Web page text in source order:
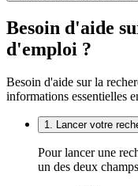
Besoin d'aide
d'emploi ?
Besoin d'aide sur la
informations essentielles
1. Lancer votre
Pour lancer une
un des deux